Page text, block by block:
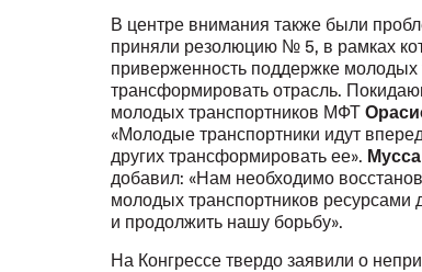
В центре внимания также были
приняли резолюцию № 5, в рамках
приверженность поддержке молодых
трансформировать отрасль.
молодых транспортников МФТ
«Молодые транспортники идут
других трансформировать ее».
добавил: «Нам необходимо
молодых транспортников ресурсами
и продолжить нашу борьбу».
На Конгрессе твердо заявили о